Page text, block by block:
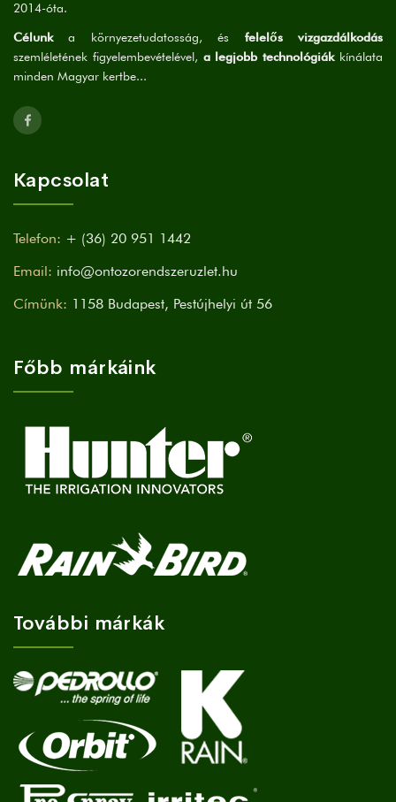
2014-óta.
Célunka környezetudatosság, és felelős vizgazdálkodás
szemléletének figyelembevételével, a legjobb technológiákkínálata
minden Magyar kertbe...
Kapcsolat
Telefon: + (36) 20 951 1442
Email: info@ontozorendszeruzlet.hu
Címünk: 1158 Budapest, Pestújhelyi út 56
Főbb márkáink
További márkák